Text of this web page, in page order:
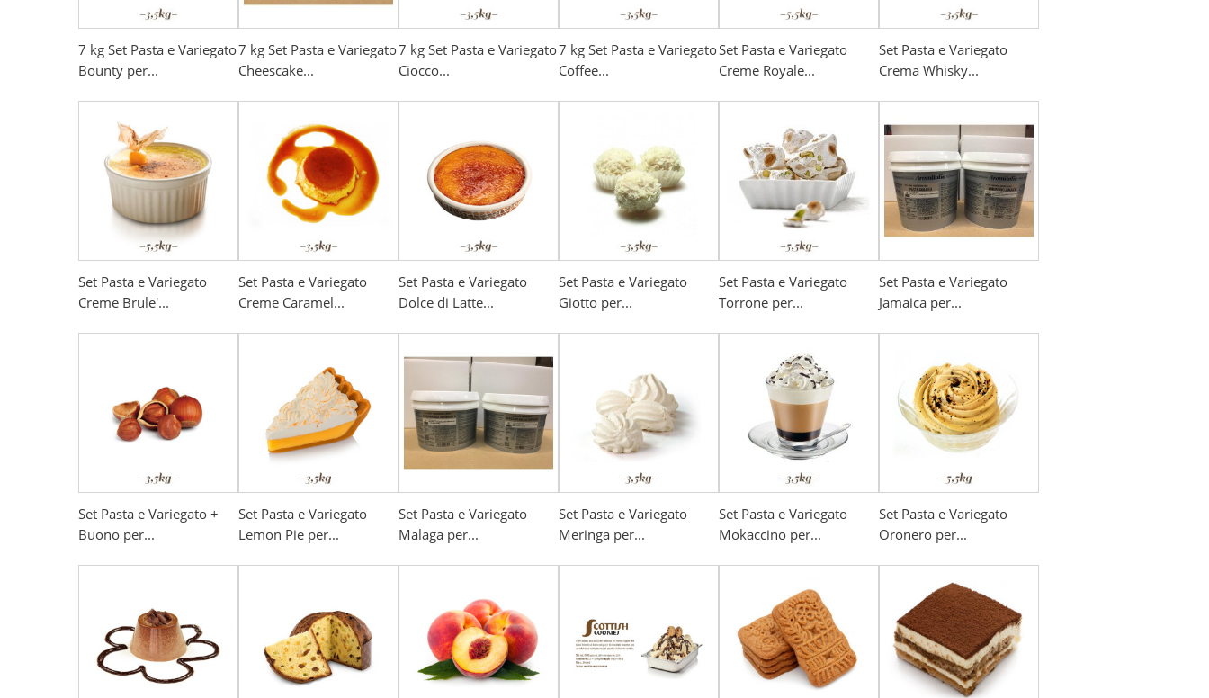
7 kg Set Pasta e Variegato
Bounty per...
7 kg Set Pasta e Variegato
Cheescake...
7 kg Set Pasta e Variegato
Ciocco...
7 kg Set Pasta e Variegato
Coffee...
Set Pasta e Variegato
Creme Royale...
Set Pasta e Variegato
Crema Whisky...
Set Pasta e Variegato
Creme Brule'...
Set Pasta e Variegato
Creme Caramel...
Set Pasta e Variegato
Dolce di Latte...
Set Pasta e Variegato
Giotto per...
Set Pasta e Variegato
Torrone per...
Set Pasta e Variegato
Jamaica per...
Set Pasta e Variegato +
Buono per...
Set Pasta e Variegato
Lemon Pie per...
Set Pasta e Variegato
Malaga per...
Set Pasta e Variegato
Meringa per...
Set Pasta e Variegato
Mokaccino per...
Set Pasta e Variegato
Oronero per...